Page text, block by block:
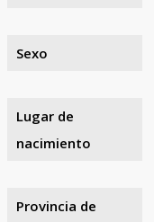
Sexo
Lugar de
nacimiento
Provincia de